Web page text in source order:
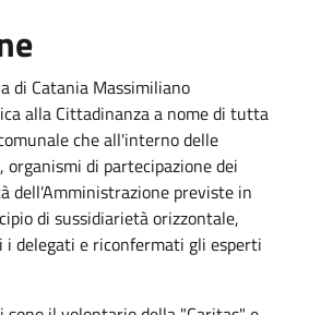
di Catania Massimiliano
alla Cittadinanza a nome di tutta
che all'interno delle
organismi di partecipazione dei
dell'Amministrazione previste in
di sussidiarietà orizzontale,
delegati e riconfermati gli esperti